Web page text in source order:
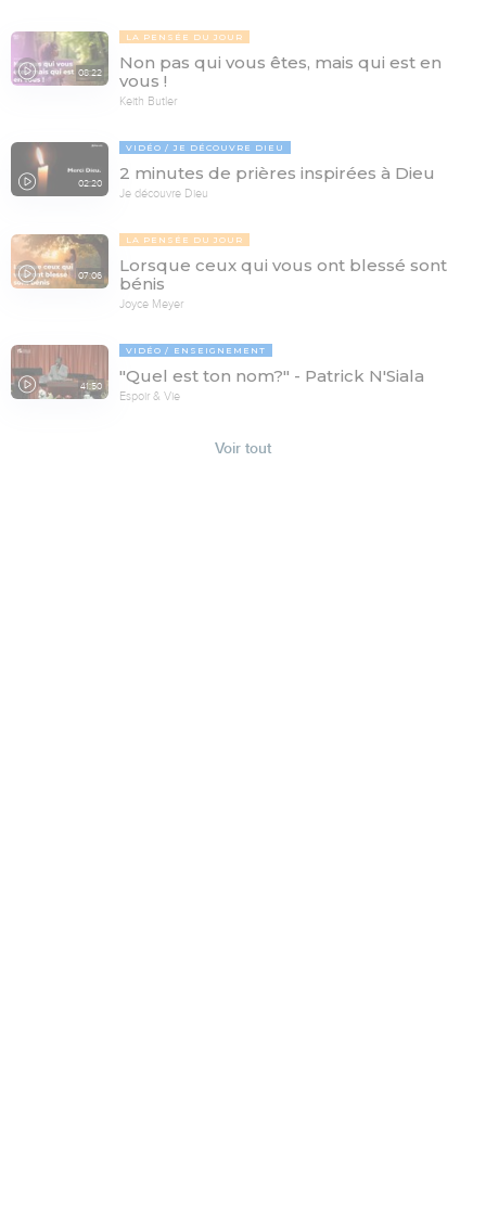
08:22
LA PENSÉE DU JOUR
Non pas qui vous êtes, mais qui est en
vous !
Keith Butler
02:20
VIDÉO JE DÉCOUVRE DIEU
2 minutes de prières inspirées à Dieu
Je découvre Dieu
07:06
LA PENSÉE DU JOUR
Lorsque ceux qui vous ont blessé sont
bénis
Joyce Meyer
41:50
VIDÉO ENSEIGNEMENT
"Quel est ton nom?" - Patrick N'Siala
Espoir & Vie
Voir tout